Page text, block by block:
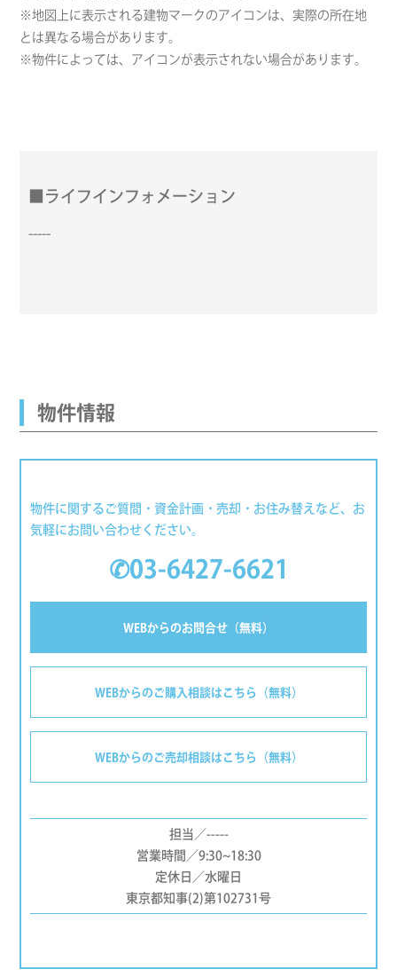
※地図上に表示される建物マークのアイコンは、実際の所在地
とは異なる場合があります。
※物件によっては、アイコンが表示されない場合があります。
■ライフインフォメーション
-----
物件情報
物件に関するご質問・資金計画・売却・お住み替えなど、お
気軽にお問い合わせください。
✆03-6427-6621
WEBからのお問合せ（無料）
WEBからのご購入相談はこちら（無料）
WEBからのご売却相談はこちら（無料）
担当／-----
営業時間／9:30~18:30
定休日／水曜日
東京都知事(2)第102731号